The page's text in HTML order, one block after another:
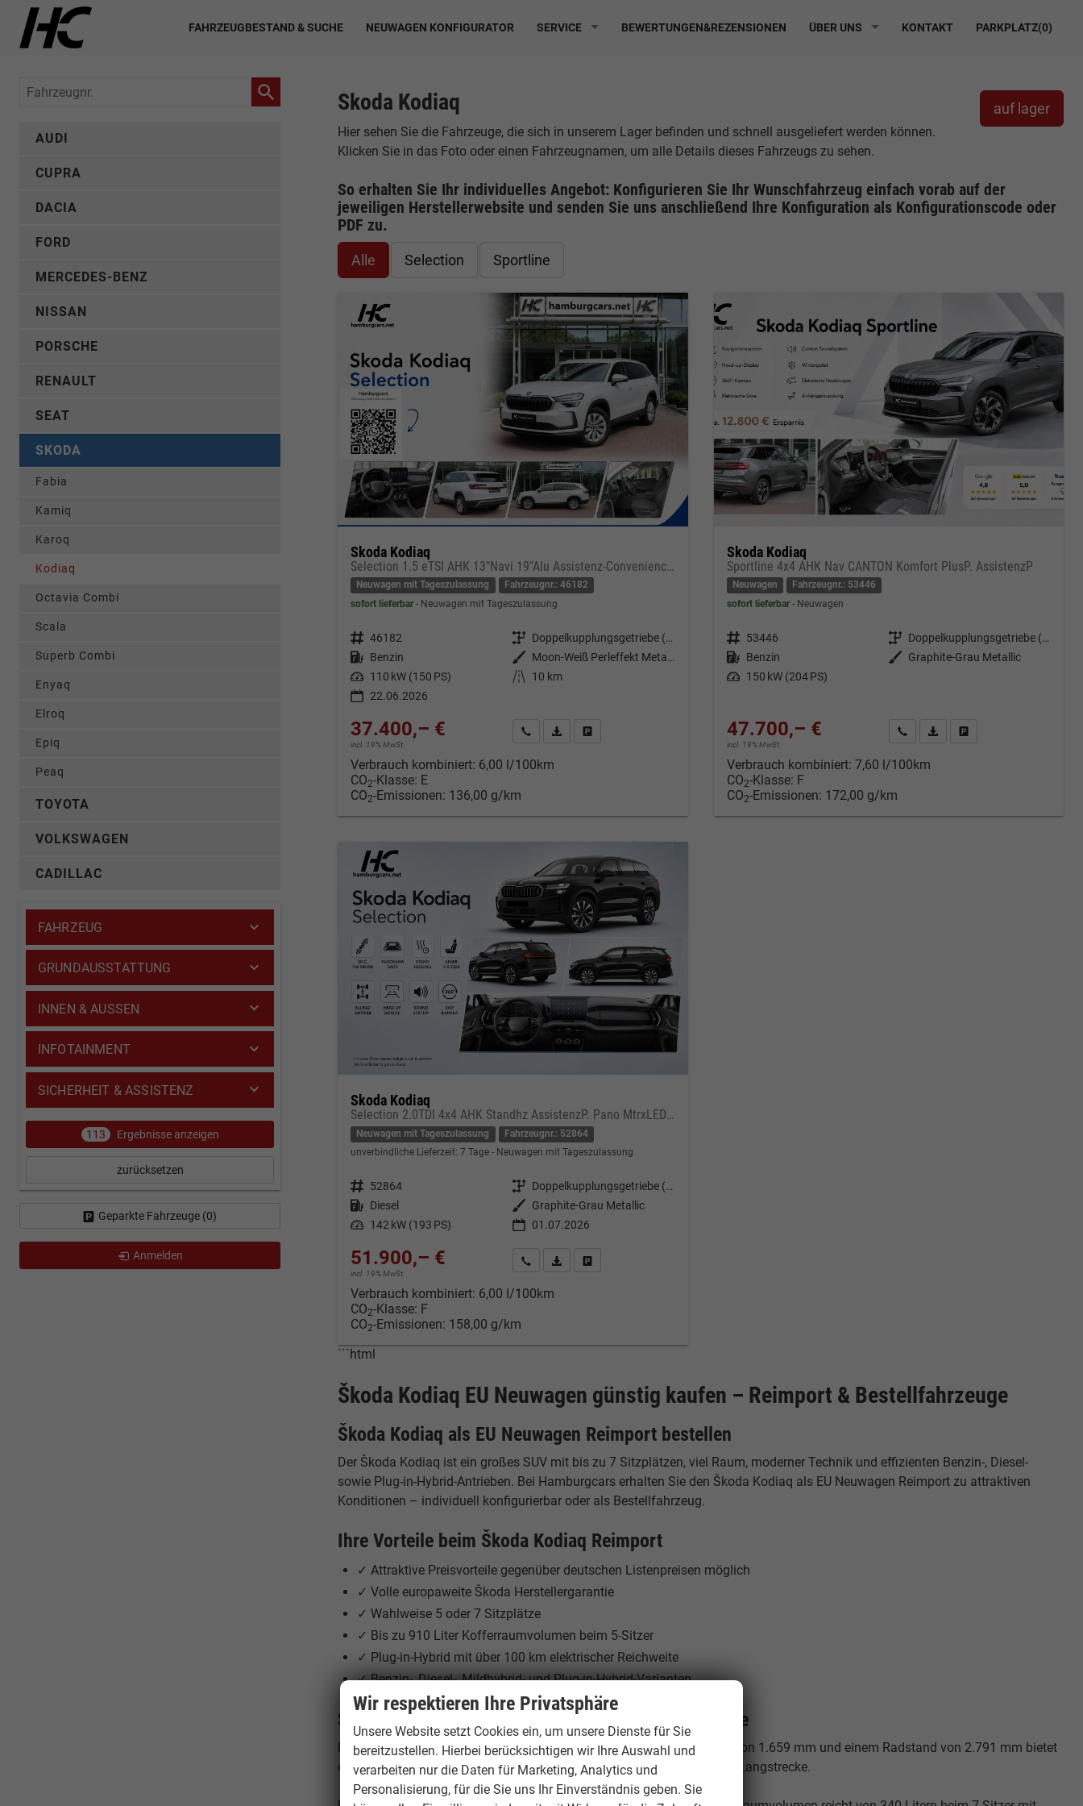
FAHRZEUGBESTAND & SUCHE NEUWAGEN KONFIGURATOR SERVICE BEWERTUNGEN&REZENSIONEN ÜBER UNS KONTAKT PARKPLATZ(0)
auf lager
Skoda Kodiaq
Hier sehen Sie die Fahrzeuge, die sich in unserem Lager befinden und schnell ausgeliefert werden können.
Klicken Sie in das Foto oder einen Fahrzeugnamen, um alle Details dieses Fahrzeugs zu sehen.
So erhalten Sie Ihr individuelles Angebot: Konfigurieren Sie Ihr Wunschfahrzeug einfach vorab auf der
jeweiligen Herstellerwebsite und senden Sie uns anschließend Ihre Konfiguration als Konfigurationscode oder
PDF zu.
Alle Selection Sportline
Skoda Kodiaq
Selection 1.5 eTSI AHK 13"Navi 19"Alu Assistenz-Convenience-WinterP
Neuwagen mit Tageszulassung
Fahrzeugnr.: 46182
sofort lieferbar
Neuwagen mit Tageszulassung
Fahrzeugnr. 46182 Getriebe
Doppelkupplungsgetriebe (DSG)
Kraftstoff Benzin Außenfarbe
Moon-Weiß Perleffekt Metallic
Leistung 110 kW (150 PS) Kilometerstand
10 km
22.06.2026
37.400,– €
incl. 19% MwSt.
Kontakt & Angebot anfordern
PDF-Datei, Fahrzeugexposé drucken
Fahrzeug merken/Expose drucken
Verbrauch kombiniert: 6,00 l/100km
CO2-Klasse: E
CO2-Emissionen: 136,00 g/km
Skoda Kodiaq
Sportline 4x4 AHK Nav CANTON Komfort PlusP. AssistenzP
Neuwagen
Fahrzeugnr.: 53446
sofort lieferbar Neuwagen
Fahrzeugnr. 53446 Getriebe
Doppelkupplungsgetriebe (DSG)
Kraftstoff Benzin Außenfarbe Graphite-Grau Metallic
Leistung 150 kW (204 PS)
47.700,– €
incl. 19% MwSt.
Kontakt & Angebot anfordern
PDF-Datei, Fahrzeugexposé
Fahrzeug merken/Expose
Verbrauch kombiniert: 7,60 l/100km
CO2-Klasse: F
CO2-Emissionen: 172,00 g/km
Skoda Kodiaq
Selection 2.0TDI 4x4 AHK Standhz AssistenzP. Pano MtrxLED PerformanceP. Nav
Neuwagen mit Tageszulassung
Fahrzeugnr.: 52864
unverbindliche Lieferzeit:7 Tage Neuwagen mit Tageszulassung
Fahrzeugnr. 52864 Getriebe
Doppelkupplungsgetriebe (DSG)
Kraftstoff Diesel Außenfarbe
Graphite-Grau Metallic
Leistung 142 kW (193 PS) 01.07.2026
51.900,– €
incl. 19% MwSt.
Kontakt & Angebot anfordern
PDF-Datei, Fahrzeugexposé drucken
Verbrauch kombiniert: 6,00 l/100km
CO2-Klasse: F
CO2-Emissionen: 158,00 g/km
```html
Škoda Kodiaq EU Neuwagen günstig kaufen – Reimport & Bestellfahrzeuge
Škoda Kodiaq als EU Neuwagen Reimport bestellen
Der Škoda Kodiaq ist ein großes SUV mit bis zu 7 Sitzplätzen, viel Raum, moderner Technik und effizienten Benzin-, Diesel-
sowie Plug-in-Hybrid-Antrieben. Bei Hamburgcars erhalten Sie den Škoda Kodiaq als EU Neuwagen Reimport zu attraktiven
Konditionen – individuell konfigurierbar oder als Bestellfahrzeug.
Ihre Vorteile beim Škoda Kodiaq Reimport
✓ Attraktive Preisvorteile gegenüber deutschen Listenpreisen möglich
✓ Volle europaweite Škoda Herstellergarantie
✓ Wahlweise 5 oder 7 Sitzplätze
✓ Bis zu 910 Liter Kofferraumvolumen beim 5-Sitzer
✓ Plug-in-Hybrid mit über 100 km elektrischer Reichweite
✓ Benzin-, Diesel-, Mildhybrid- und Plug-in-Hybrid-Varianten
Škoda Kodiaq – Das große SUV für Familie und Reise
Mit einer Länge von 4.758 mm, einer Breite von 1.864 mm, einer Höhe von 1.659 mm und einem Radstand von 2.791 mm bietet
der Škoda Kodiaq großzügige Platzverhältnisse für Alltag, Familie und Langstrecke.
Fahrzeugnr.
AUDI
CUPRA
DACIA
FORD
MERCEDES-BENZ
NISSAN
PORSCHE
RENAULT
SEAT
SKODA
Fabia
Kamiq
Karoq
Kodiaq
Octavia Combi
Scala
Superb Combi
Enyaq
Elroq
Epiq
Peaq
TOYOTA
VOLKSWAGEN
CADILLAC
FAHRZEUG
GRUNDAUSSTATTUNG
INNEN & AUSSEN
INFOTAINMENT
SICHERHEIT & ASSISTENZ
113 Ergebnisse anzeigen
zurücksetzen
Geparkte Fahrzeuge (0)
Anmelden
Wir respektieren Ihre Privatsphäre
Unsere Website setzt Cookies ein, um unsere Dienste für Sie
bereitzustellen. Hierbei berücksichtigen wir Ihre Auswahl und
verarbeiten nur die Daten für Marketing, Analytics und
Personalisierung, für die Sie uns Ihr Einverständnis geben. Sie